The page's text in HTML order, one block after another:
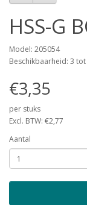
HSS-G
Model: 205054
Beschikbaarheid: 3
€3,35
per stuks
Excl. BTW: €2,77
Aantal